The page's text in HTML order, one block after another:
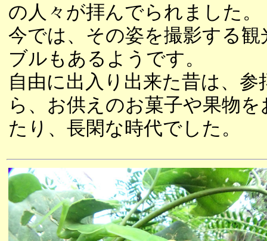
の人々が拝んでられました。
今では、その姿を撮影する
ブルもあるようです。
自由に出入り出来た昔は、
ら、お供えのお菓子や果物
たり、長閑な時代でした。